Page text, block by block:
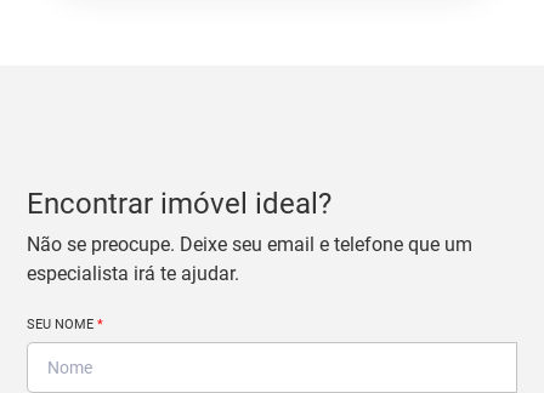
Encontrar imóvel ideal?
Não se preocupe. Deixe seu email e telefone que um
especialista irá te ajudar.
SEU NOME*